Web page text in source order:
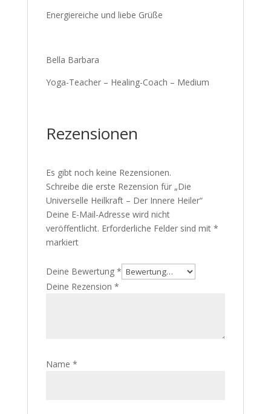
Energiereiche und liebe Grüße
Bella Barbara
Yoga-Teacher – Healing-Coach – Medium
Rezensionen
Es gibt noch keine Rezensionen.
Schreibe die erste Rezension für „Die
Universelle Heilkraft – Der Innere Heiler“
Deine E-Mail-Adresse wird nicht
veröffentlicht. Erforderliche Felder sind mit *
markiert
Deine Bewertung *
Deine Rezension *
Name *